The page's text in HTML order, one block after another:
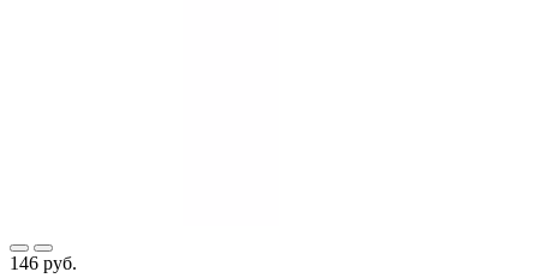
146 руб.